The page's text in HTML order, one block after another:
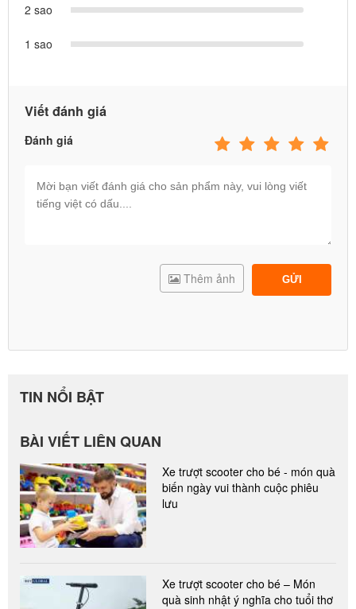
2 sao
1 sao
Viết đánh giá
Đánh giá
GỬI
Thêm ảnh
TIN NỔI BẬT
BÀI VIẾT LIÊN QUAN
Xe trượt scooter cho bé - món quà
biến ngày vui thành cuộc phiêu
lưu
Xe trượt scooter cho bé – Món
quà sinh nhật ý nghĩa cho tuổi thơ